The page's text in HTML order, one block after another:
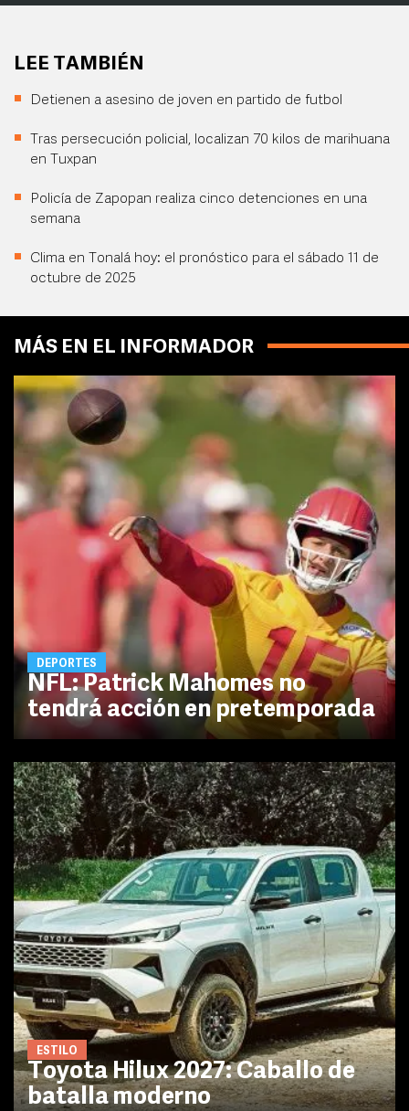
LEE TAMBIÉN
Detienen a asesino de joven en partido de futbol
Tras persecución policial, localizan 70 kilos de marihuana
en Tuxpan
Policía de Zapopan realiza cinco detenciones en una
semana
Clima en Tonalá hoy: el pronóstico para el sábado 11 de
octubre de 2025
MÁS EN EL INFORMADOR
DEPORTES
NFL: Patrick Mahomes no
tendrá acción en pretemporada
ESTILO
Toyota Hilux 2027: Caballo de
batalla moderno